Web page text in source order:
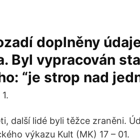
doplněny
Byl vypracován
“je strop nad
další lidé byli těžce zraněni.
výkazu Kult (MK) 17 – 01.